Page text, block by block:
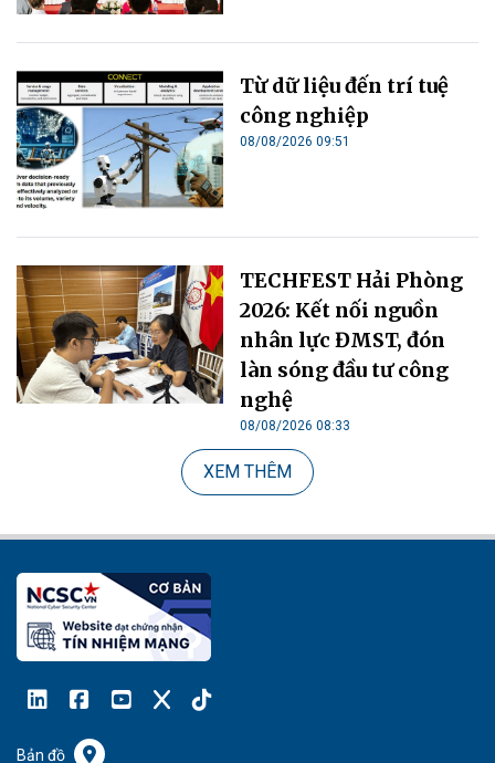
Từ dữ liệu đến trí tuệ
công nghiệp
08/08/2026 09:51
TECHFEST Hải Phòng
2026: Kết nối nguồn
nhân lực ĐMST, đón
làn sóng đầu tư công
nghệ
08/08/2026 08:33
XEM THÊM
Bản đồ